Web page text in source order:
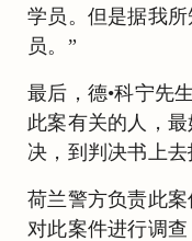
学员。但是据我
员。”
最后，德•科宁先
此案有关的人，
决，到判决书上去
荷兰警方负责此
对此案件进行调